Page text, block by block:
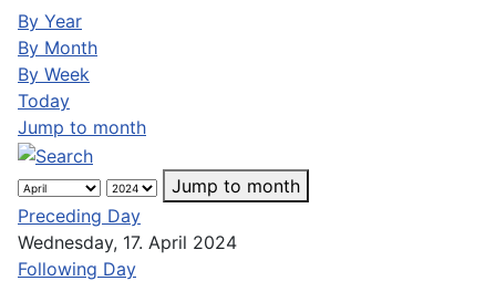
By Year
By Month
By Week
Today
Jump to month
Jump to month
Preceding Day
Wednesday, 17. April 2024
Following Day